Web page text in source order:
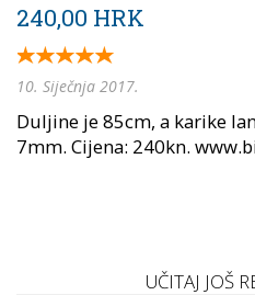
240,00 HRK
10. Siječnja 2017.
Duljine je 85cm, a karike
7mm. Cijena: 240kn.
UČITAJ JOŠ